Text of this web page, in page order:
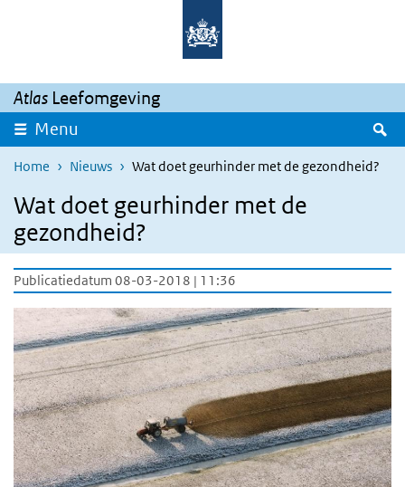
Overslaan en naar de inhoud gaan
Atlas Leefomgeving
Menu
Home Nieuws Wat doet geurhinder met de gezondheid?
Wat doet geurhinder met de
gezondheid?
Publicatiedatum 08-03-2018 | 11:36